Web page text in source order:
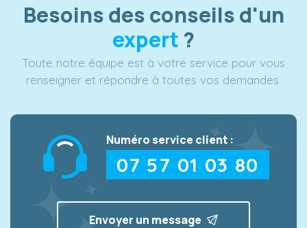
Besoins des conseils d'un
expert ?
Toute notre équipe est à votre service pour vous
renseigner et répondre à toutes vos demandes.
Numéro service client :
07 57 01 03 80
Envoyer un message